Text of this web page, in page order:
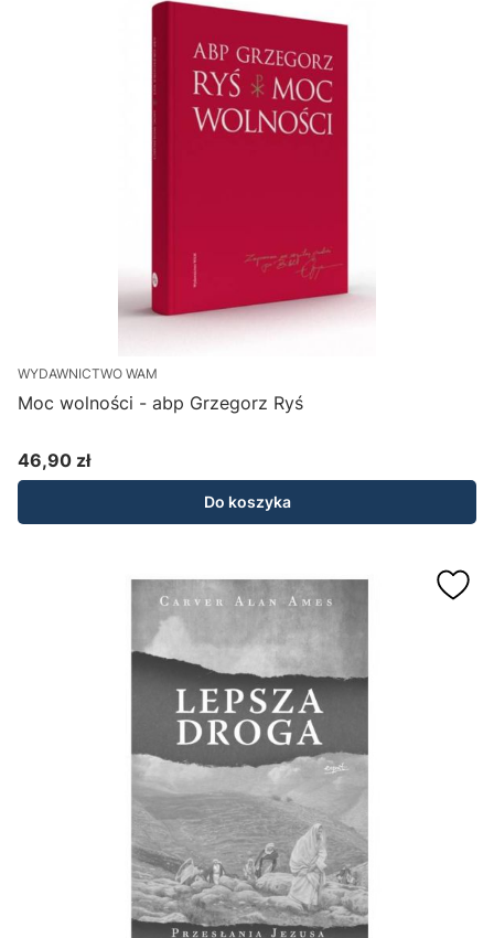
WYDAWNICTWO WAM
Moc wolności - abp Grzegorz Ryś
Cena
46,90 zł
Do koszyka